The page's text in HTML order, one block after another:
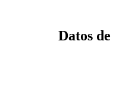
Datos de